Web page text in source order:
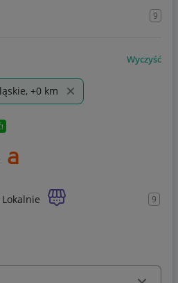
9
Wyczyść
+0 km
9